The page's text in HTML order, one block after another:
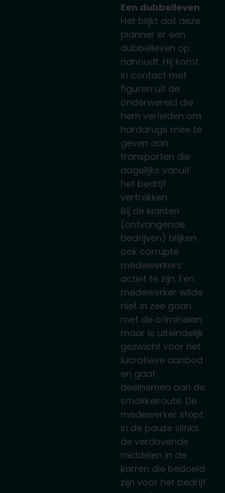
Een dubbelleven
Het blijkt dat deze
planner er een
dubbelleven op
nahoudt. Hij komt
in contact met
figuren uit de
onderwereld die
hem verleiden om
harddrugs mee te
geven aan
transporten die
dagelijks vanuit
het bedrijf
vertrekken.
Bij de klanten
(ontvangende
bedrijven) blijken
ook corrupte
medewerkers
actief te zijn. Een
medewerker wilde
niet in zee gaan
met de criminelen,
maar is uiteindelijk
gezwicht voor het
lucratieve aanbod
en gaat
deelnemen aan de
smokkelroute. De
medewerker stopt
in de pauze slinks
de verdovende
middelen in de
karren die bedoeld
zijn voor het bedrijf